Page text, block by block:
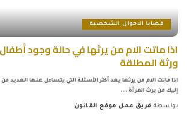
قضايا الاحوال الشخصية
اذا ماتت الام من يرثها في حالة وجود
ورثة المطلقة
اذا ماتت الام من يرثها يعد أكثر الأسئلة التي يتساءل عنها
إليك من يرث المرأة ...
Posted
بواسطة فريق عمل موقع القانون